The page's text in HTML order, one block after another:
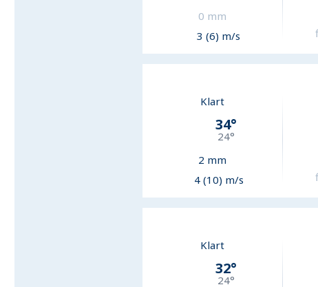
0 mm
3 (6) m/s
Klart
34°
24°
2 mm
4 (10) m/s
Klart
32°
24°